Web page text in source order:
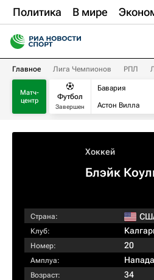
Политика В мире
Главное Лига Чемпионов РПЛ
Матч-
центр
Футбол
Завершен
Бавария
Астон Вилла
Хоккей
Блэйк
Страна:
Клуб:
Номер: 20
Амплуа:
Возраст: 34